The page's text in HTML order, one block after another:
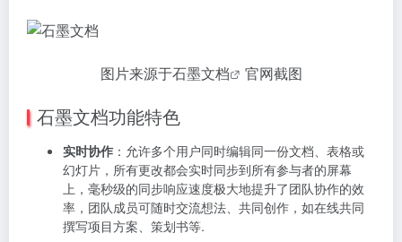
图片来源于石墨文档 官网截图
石墨文档功能特色
实时协作 ：允许多个用户同时编辑同一份文档、表格或
幻灯片，所有更改都会实时同步到所有参与者的屏幕
上，毫秒级的同步响应速度极大地提升了团队协作的效
率，团队成员可随时交流想法、共同创作，如在线共同
撰写项目方案、策划书等.